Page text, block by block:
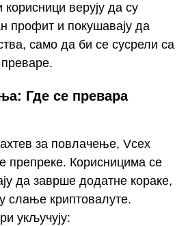
верују да су
профит и покушавају да
само да би се сусрели са
Где се превара
за повлачење, Vcex
препреке. Корисницима се
да заврше додатне кораке,
слање криптовалуте.
укључују: